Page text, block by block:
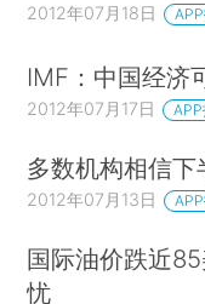
2012年07月18日
IMF：中国经济
2012年07月17日
多数机构相信
2012年07月13日
国际油价跌近
忧